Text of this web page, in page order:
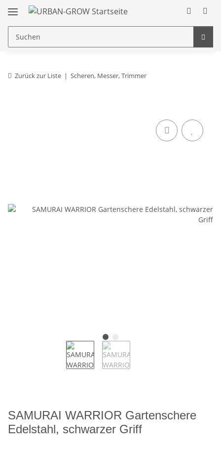
Zurück zur Liste Scheren, Messer, Trimmer
SAMURAI WARRIOR Gartenschere
Edelstahl, schwarzer Griff